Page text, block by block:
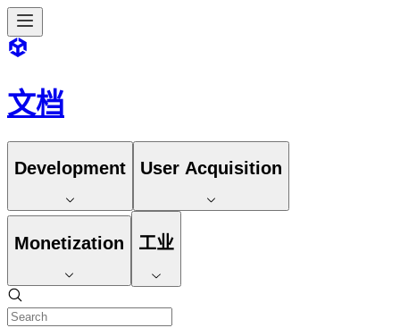
文档
Development User Acquisition
Monetization 工业